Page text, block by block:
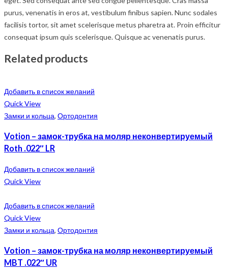
purus, venenatis in eros at, vestibulum finibus sapien. Nunc sodales
facilisis tortor, sit amet scelerisque metus pharetra at. Proin efficitur
consequat ipsum quis scelerisque. Quisque ac venenatis purus.
Related products
Добавить в список желаний
Quick View
Замки и кольца, Ортодонтия
Votion – замок-трубка на моляр неконвертируемый
Roth .022″ LR
Добавить в список желаний
Quick View
Добавить в список желаний
Quick View
Замки и кольца, Ортодонтия
Votion – замок-трубка на моляр неконвертируемый
MBT .022″ UR